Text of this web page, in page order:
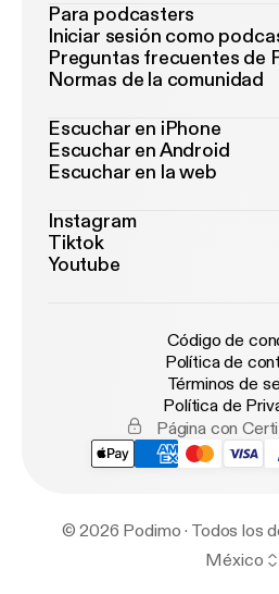
Para podcasters
Iniciar sesión como
Preguntas frecuentes de
Normas de la comunidad
Escuchar en iPhone
Escuchar en Android
Escuchar en la web
Instagram
Tiktok
Youtube
Código de
Política de
Términos de
Política de
Página con
© 2026 Podimo · Todos los
México